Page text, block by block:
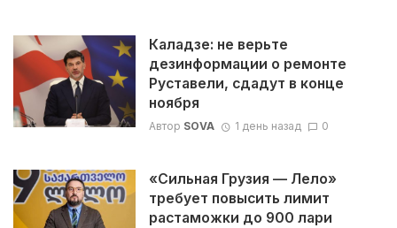
Каладзе: не верьте
дезинформации о ремонте
Руставели, сдадут в конце
ноября
Автор SOVA 1 день назад 0
«Сильная Грузия — Лело»
требует повысить лимит
растаможки до 900 лари